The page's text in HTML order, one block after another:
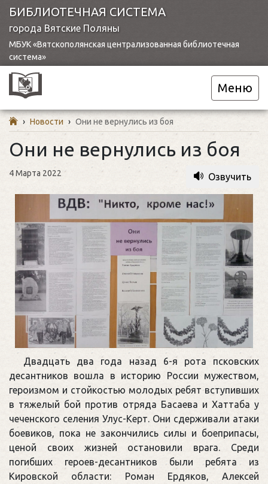
БИБЛИОТЕЧНАЯ СИСТЕМА
города Вятские Поляны
МБУК «Вятскополянская централизованная библиотечная
система»
Меню
› Новости › Они не вернулись из боя
Они не вернулись из боя
4 Марта 2022 Озвучить
Двадцать два года назад 6-я рота псковских
десантников вошла в историю России мужеством,
героизмом и стойкостью молодых ребят вступивших
в тяжелый бой против отряда Басаева и Хаттаба у
чеченского селения Улус-Керт. Они сдерживали атаки
боевиков, пока не закончились силы и боеприпасы,
ценой своих жизней остановили врага. Среди
погибших героев-десантников были ребята из
Кировской области: Роман Ердяков, Алексей